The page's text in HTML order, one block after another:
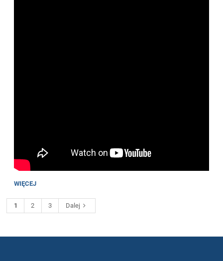
WIĘCEJ
1 2 3 Dalej